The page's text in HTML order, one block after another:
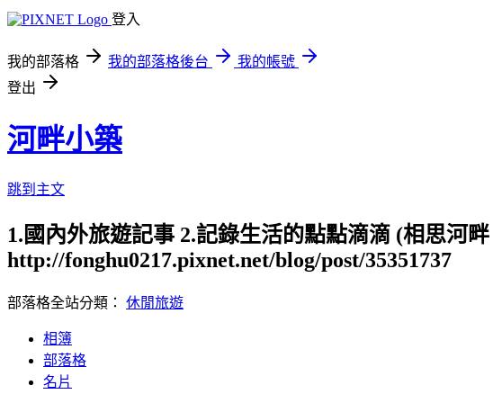
登入
我的部落格 我的部落格後台
我的帳號
登出
河畔小築
跳到主文
1.國內外旅遊記事 2.記錄生活的點點滴滴 (相思河
http://fonghu0217.pixnet.net/blog/post/35351737
部落格全站分類： 休閒旅遊
相簿
部落格
名片